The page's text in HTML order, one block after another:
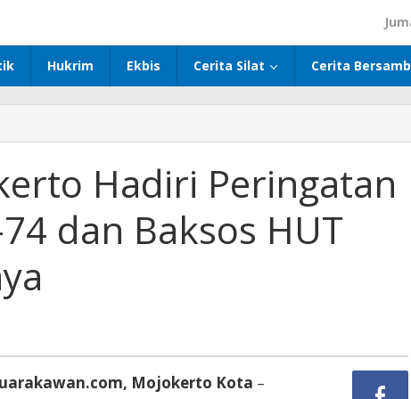
Hukrim Ekbis Cerita Silat Cerita
Hadiri Peringatan
dan Baksos HUT
Mojokerto Kota –